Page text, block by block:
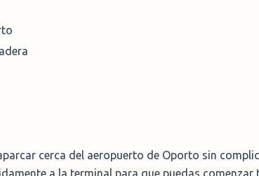
cerca del aeropuerto de Oporto sin
a la terminal para que puedas comenzar